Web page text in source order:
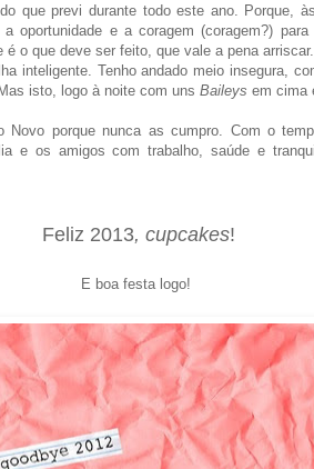
que previ durante todo este ano. Porque,
oportunidade e a coragem (coragem?)
o que deve ser feito, que vale a pena
inteligente. Tenho andado meio insegura,
isto, logo à noite com uns Baileys em cima
Novo porque nunca as cumpro. Com o tem
e os amigos comtrabalho saúde e
Feliz 2013, cupcakes!
E boa festa logo!